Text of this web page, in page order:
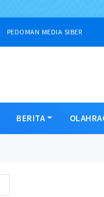
PEDOMAN MEDIA SIBER
BERITA